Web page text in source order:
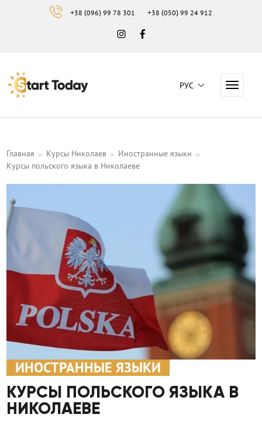
+38 (096) 99 78 301 +38 (050) 99 24 912
Instagram
Навчальний центр "Start Today" РУС
Главная Курсы Николаев
Иностранные языки
Курсы польского языка в Николаеве
ИНОСТРАННЫЕ ЯЗЫКИ
КУРСЫ ПОЛЬСКОГО ЯЗЫКА В
НИКОЛАЕВЕ